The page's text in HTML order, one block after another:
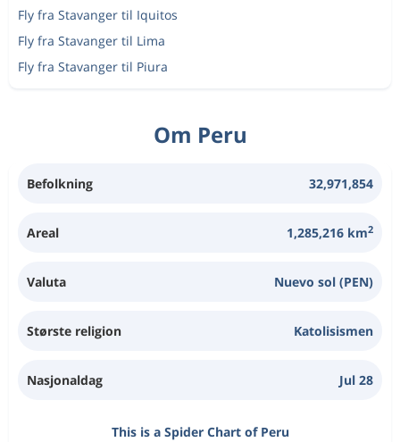
Fly fra Stavanger til Iquitos
Fly fra Stavanger til Lima
Fly fra Stavanger til Piura
Om Peru
Befolkning 32,971,854
Areal 1,285,216 km2
Valuta Nuevo sol (PEN)
Største religion Katolisismen
Nasjonaldag Jul 28
This is a Spider Chart of Peru